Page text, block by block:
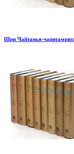
Шри Чайтанья-